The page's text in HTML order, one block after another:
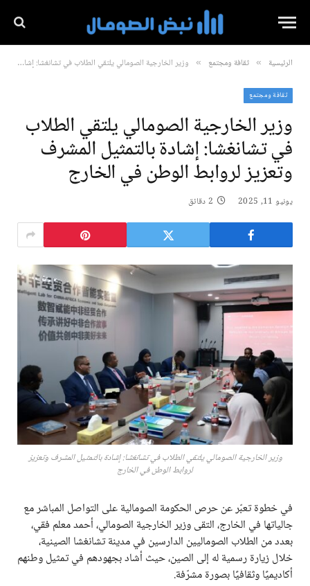
الرئيسية » ثقافة ومجتمع » وزير الخارجية الصومالي يلتقي الطلاب في تشانغشا: إشادة بالتمثيل المشرف وتعزيز لروابط الوطن في الخارج
ثقافة ومجتمع
وزير الخارجية الصومالي يلتقي الطلاب
في تشانغشا: إشادة بالتمثيل المشرف
وتعزيز لروابط الوطن في الخارج
يونيو 11, 2025 2 دقائق
وزير الخارجية الصومالي يلتقي الطلاب في تشانغشا: إشادة بالتمثيل المشرف وتعزيز
لروابط الوطن في الخارج
في خطوة تعبّر عن حرص الحكومة الصومالية على التواصل المباشر مع
جالياتها في الخارج، التقى وزير الخارجية الصومالي، أحمد معلم فقي،
بعدد من الطلاب الصوماليين الدارسين في مدينة تشانغشا الصينية،
خلال زيارة رسمية له إلى الصين، حيث أشاد بجهودهم في تمثيل وطنهم
أكاديميًا وثقافيًا بصورة مشرّفة.